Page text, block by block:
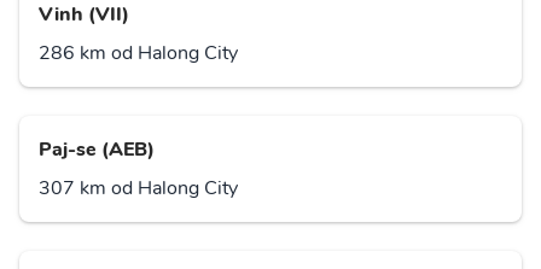
Vinh (VII)
286 km od Halong City
Paj-se (AEB)
307 km od Halong City